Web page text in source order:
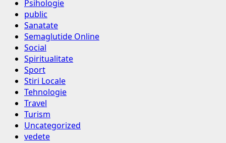
Psihologie
public
Sanatate
Semaglutide Online
Social
Spiritualitate
Sport
Stiri Locale
Tehnologie
Travel
Turism
Uncategorized
vedete